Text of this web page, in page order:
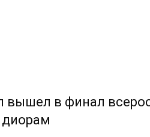
в финал
диорам